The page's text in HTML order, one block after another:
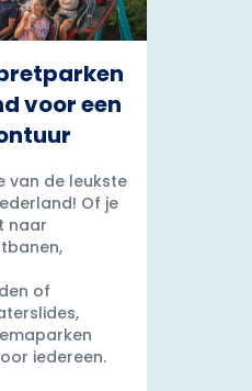
voor een
van de leukste
Of je
naar
of
iedereen.